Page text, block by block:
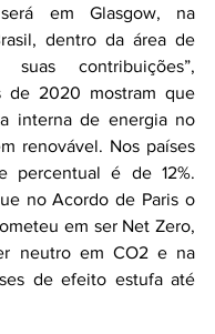
em Glasgow, na
dentro da área de
contribuições”,
de 2020 mostram que
interna de energia no
renovável. Nos países
percentual é de 12%.
no Acordo de Paris o
em ser Net Zero,
neutro em CO2 e na
de efeito estufa até